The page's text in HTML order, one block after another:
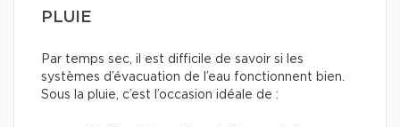
PLUIE
Par temps sec, il est difficile de savoir si les
systèmes d’évacuation de l’eau fonctionnent bien.
Sous la pluie, c’est l’occasion idéale de :